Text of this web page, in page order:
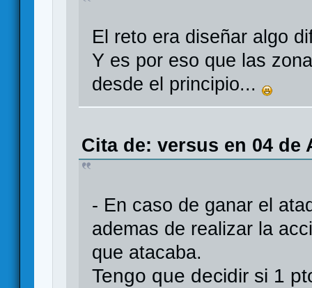
El reto era diseñar algo
Y es por eso que las
desde el principio...
Cita de: versus en 04 de
- En caso de ganar el
ademas de realizar la
que atacaba.
Tengo que decidir si 1